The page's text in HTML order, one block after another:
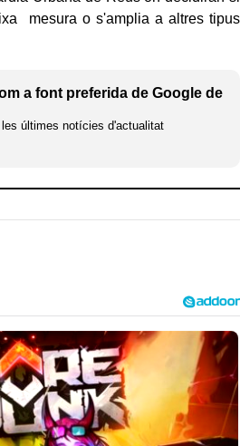
mesura o s'amplia a altres tipus
a font preferida de Google de
últimes notícies d'actualitat